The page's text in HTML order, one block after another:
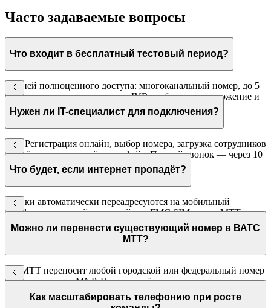
Часто задаваемые вопросы
Что входит в бесплатный тестовый период?
30 дней полноценного доступа: многоканальный номер, до 5
рабочих мест, запись звонков, IVR, мобильное приложение и
интеграция с CRM. Кредитная карта не нужна.
Нужен ли IT-специалист для подключения?
Нет. Регистрация онлайн, выбор номера, загрузка сотрудников
— всё через понятный интерфейс. Первый звонок — через 10
минут после регистрации.
Что будет, если интернет пропадёт?
Звонки автоматически переадресуются на мобильный
телефон, указанный в настройках. FMC SIM-карты МТТ
работают в мобильной сети без Wi-Fi.
Можно ли перенести существующий номер в ВАТС
МТТ?
Да. МТТ переносит любой городской или федеральный номер
через процедуру MNP. Номер остаётся тем же,
функциональность ВАТС добавляется автоматически.
Как масштабировать телефонию при росте